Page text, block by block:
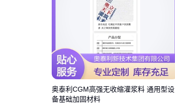
奥泰利CGM高强无收缩灌浆料 通用型设
备基础加固材料